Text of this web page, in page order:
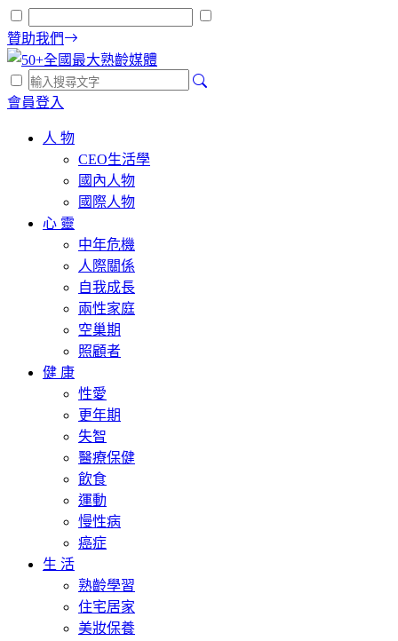
贊助我們
會員登入
人 物
CEO生活學
國內人物
國際人物
心 靈
中年危機
人際關係
自我成長
兩性家庭
空巢期
照顧者
健 康
性愛
更年期
失智
醫療保健
飲食
運動
慢性病
癌症
生 活
熟齡學習
住宅居家
美妝保養